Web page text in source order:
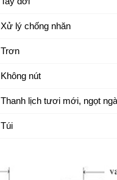
Xử lý chống nhăn
Trơn
Không nút
Thanh lịch tươi mới, ngọt
Túi